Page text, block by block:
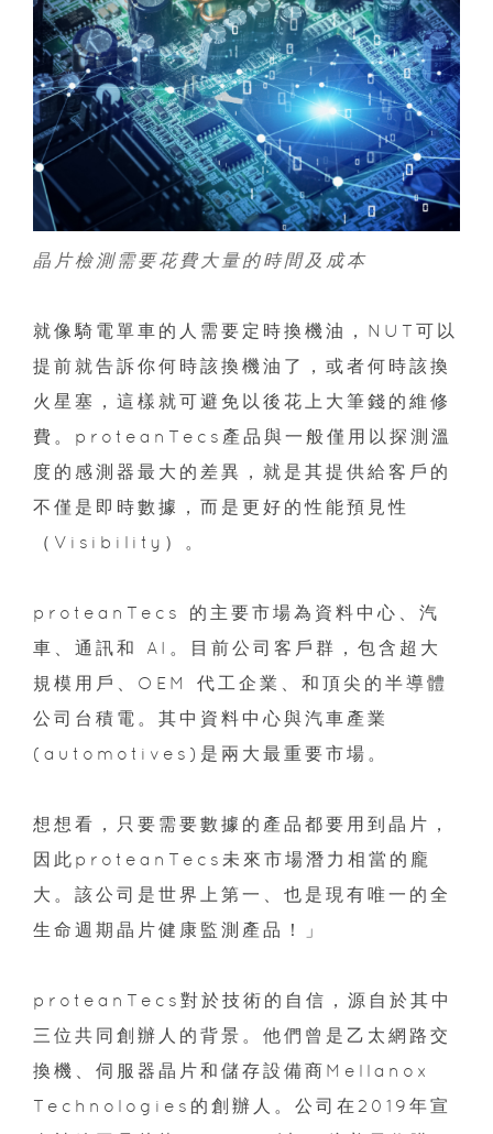
晶片檢測需要花費大量的時間及成本
就像騎電單車的人需要定時換機油，NUT可以
提前就告訴你何時該換機油了，或者何時該換
火星塞，這樣就可避免以後花上大筆錢的維修
費。proteanTecs產品與一般僅用以探測溫
度的感測器最大的差異，就是其提供給客戶的
不僅是即時數據，而是更好的性能預見性
（Visibility）。
proteanTecs 的主要市場為資料中心、汽
車、通訊和 AI。目前公司客戶群，包含超大
規模用戶、OEM 代工企業、和頂尖的半導體
公司台積電。其中資料中心與汽車產業
(automotives)是兩大最重要市場。
想想看，只要需要數據的產品都要用到晶片，
因此proteanTecs未來市場潛力相當的龐
大。該公司是世界上第一、也是現有唯一的全
生命週期晶片健康監測產品！」
proteanTecs對於技術的自信，源自於其中
三位共同創辦人的背景。他們曾是乙太網路交
換機、伺服器晶片和儲存設備商Mellanox
Technologies的創辦人。公司在2019年宣